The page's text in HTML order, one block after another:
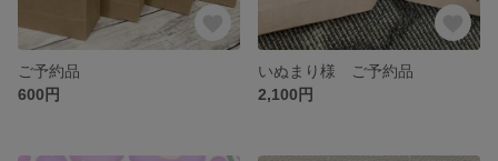
ご予約品
600円
いぬまり様 ご予約品
2,100円